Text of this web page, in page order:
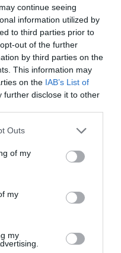
continue seeing
information utilized by
to third parties prior to
out of the further
by third parties on the
This information may
on the IAB’s List of
further disclose it to other
Outs
of my
my
my
Imprimir